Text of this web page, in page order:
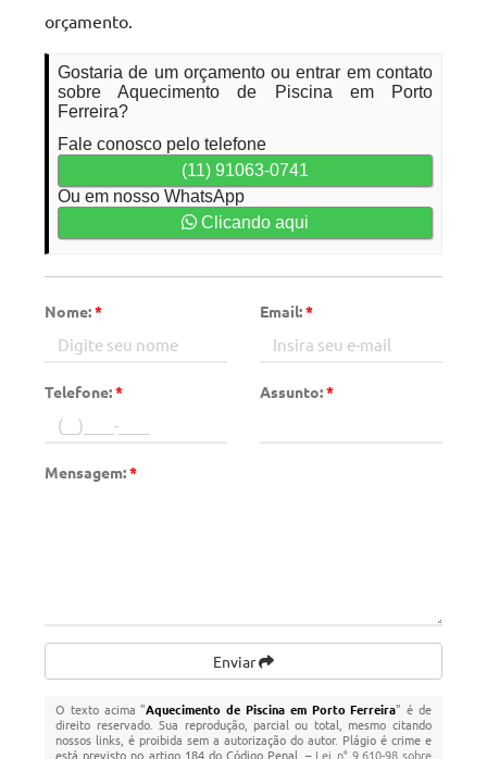
orçamento.
Gostaria de um orçamento ou entrar em contato
sobre Aquecimento de Piscina em Porto
Ferreira?
Fale conosco pelo telefone
(11) 91063-0741
Ou em nosso WhatsApp
Clicando aqui
Nome:* Email:*
Telefone:* Assunto:*
Mensagem:*
Enviar
O texto acima "Aquecimento de Piscina em Porto Ferreira" é de
direito reservado. Sua reprodução, parcial ou total, mesmo citando
nossos links, é proibida sem a autorização do autor. Plágio é crime e
está previsto no artigo 184 do Código Penal. – Lei n° 9.610-98 sobre